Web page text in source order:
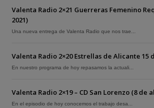
Valenta Radio 2×21 Guerreras Femenino
2021)
Una nueva entrega de Valenta Radio que nos trae...
Valenta Radio 2×20 Estrellas de Alicante 15
En nuestro programa de hoy repasamos la actuali...
Valenta Radio 2×19 – CD San Lorenzo (8 de
En el episodio de hoy conocemos el trabajo desa...